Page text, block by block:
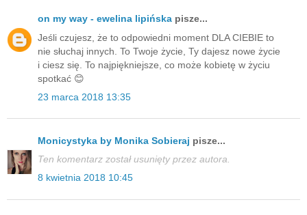
on my way - ewelina lipińska pisze...
Jeśli czujesz, że to odpowiedni moment DLA CIEBIE to
nie słuchaj innych. To Twoje życie, Ty dajesz nowe życie
i ciesz się. To najpiękniejsze, co może kobietę w życiu
spotkać 😊
23 marca 2018 13:35
Monicystyka by Monika Sobieraj pisze...
Ten komentarz został usunięty przez autora.
8 kwietnia 2018 10:45